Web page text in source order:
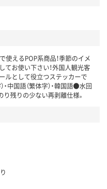
使えるPOP系商品！季節のイメ
てお使い下さい！外国人観光客
ルとして役立つステッカーで
・中国語（繁体字）・韓国語●水回
残りの少ない再剥離仕様。